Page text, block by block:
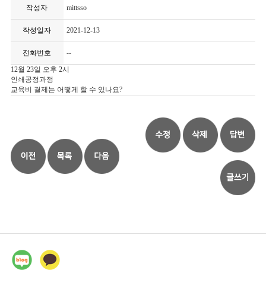
작성자 mittsso
작성일자 2021-12-13
전화번호
--
12월 23일 오후 2시
인쇄공정과정
교육비 결제는 어떻게 할 수 있나요?